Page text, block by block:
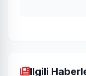
Ilgili